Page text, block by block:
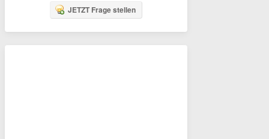
JETZT Frage stellen